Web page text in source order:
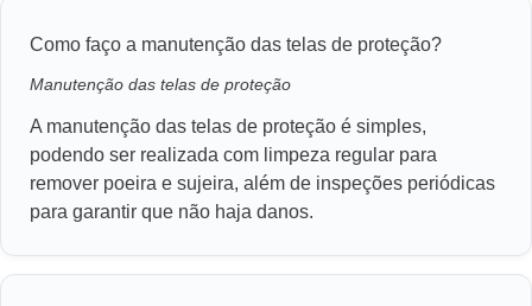
Como faço a manutenção das telas de proteção?
Manutenção das telas de proteção
A manutenção das telas de proteção é simples,
podendo ser realizada com limpeza regular para
remover poeira e sujeira, além de inspeções periódicas
para garantir que não haja danos.